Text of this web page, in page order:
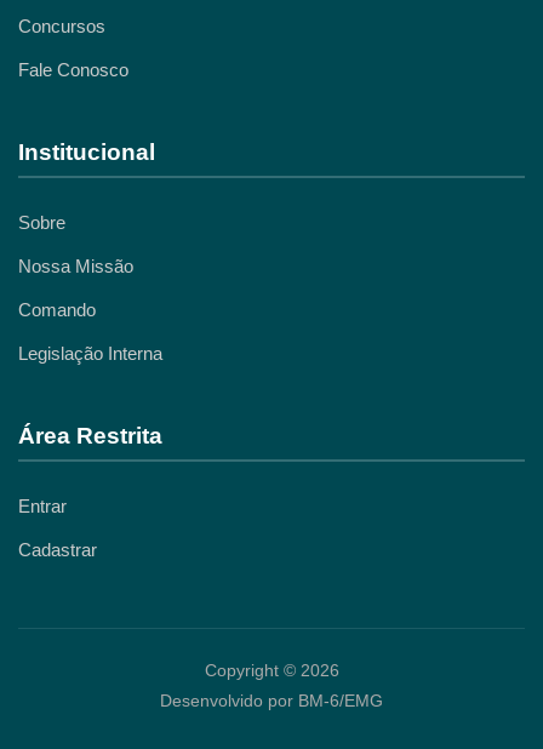
Concursos
Fale Conosco
Institucional
Sobre
Nossa Missão
Comando
Legislação Interna
Área Restrita
Entrar
Cadastrar
Copyright © 2026
Desenvolvido por BM-6/EMG